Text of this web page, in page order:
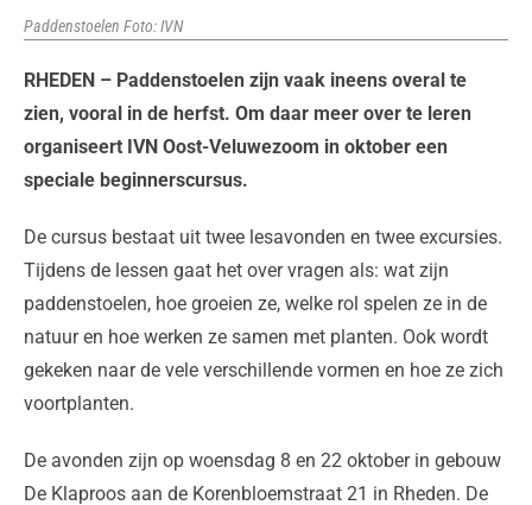
Paddenstoelen Foto: IVN
RHEDEN – Paddenstoelen zijn vaak ineens overal te
zien, vooral in de herfst. Om daar meer over te leren
organiseert IVN Oost-Veluwezoom in oktober een
speciale beginnerscursus.
De cursus bestaat uit twee lesavonden en twee excursies.
Tijdens de lessen gaat het over vragen als: wat zijn
paddenstoelen, hoe groeien ze, welke rol spelen ze in de
natuur en hoe werken ze samen met planten. Ook wordt
gekeken naar de vele verschillende vormen en hoe ze zich
voortplanten.
De avonden zijn op woensdag 8 en 22 oktober in gebouw
De Klaproos aan de Korenbloemstraat 21 in Rheden. De